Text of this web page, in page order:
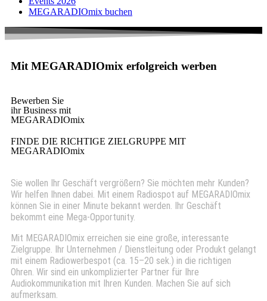
MEGARADIOmix buchen
Mit MEGARADIOmix erfolgreich werben
Bewerben Sie
ihr Business mit
MEGARADIOmix
FINDE DIE RICHTIGE ZIELGRUPPE MIT
MEGARADIOmix
Sie wollen Ihr Geschäft vergrößern? Sie möchten mehr Kunden?
Wir helfen Ihnen dabei. Mit einem Radiospot auf MEGARADIOmix
können Sie in einer Minute bekannt werden. Ihr Geschäft
bekommt eine Mega-Opportunity.
Mit MEGARADIOmix erreichen sie eine große, interessante
Zielgruppe. Ihr Unternehmen / Dienstleitung oder Produkt gelangt
mit einem Radiowerbespot (ca. 15–20 sek.) in die richtigen
Ohren. Wir sind ein unkomplizierter Partner für Ihre
Audiokommunikation mit Ihren Kunden. Machen Sie auf sich
aufmerksam.